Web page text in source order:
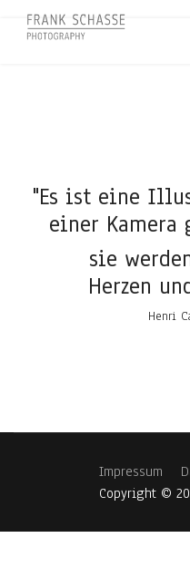
"Es ist eine
einer Kamera
sie
Herzen
Henri
Impressum
Copyright ©